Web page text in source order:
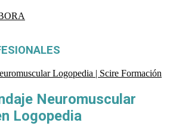
Neuromuscular
Logopedia